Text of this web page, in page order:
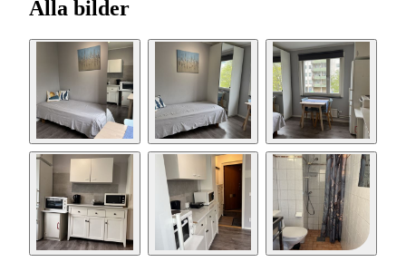
Alla bilder